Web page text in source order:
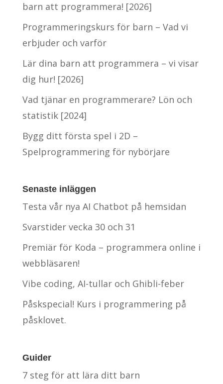
barn att programmera! [2026]
Programmeringskurs för barn – Vad vi
erbjuder och varför
Lär dina barn att programmera – vi visar
dig hur! [2026]
Vad tjänar en programmerare? Lön och
statistik [2024]
Bygg ditt första spel i 2D –
Spelprogrammering för nybörjare
Senaste inläggen
Testa vår nya AI Chatbot på hemsidan
Svarstider vecka 30 och 31
Premiär för Koda – programmera online i
webbläsaren!
Vibe coding, AI-tullar och Ghibli-feber
Påskspecial! Kurs i programmering på
påsklovet.
Guider
7 steg för att lära ditt barn